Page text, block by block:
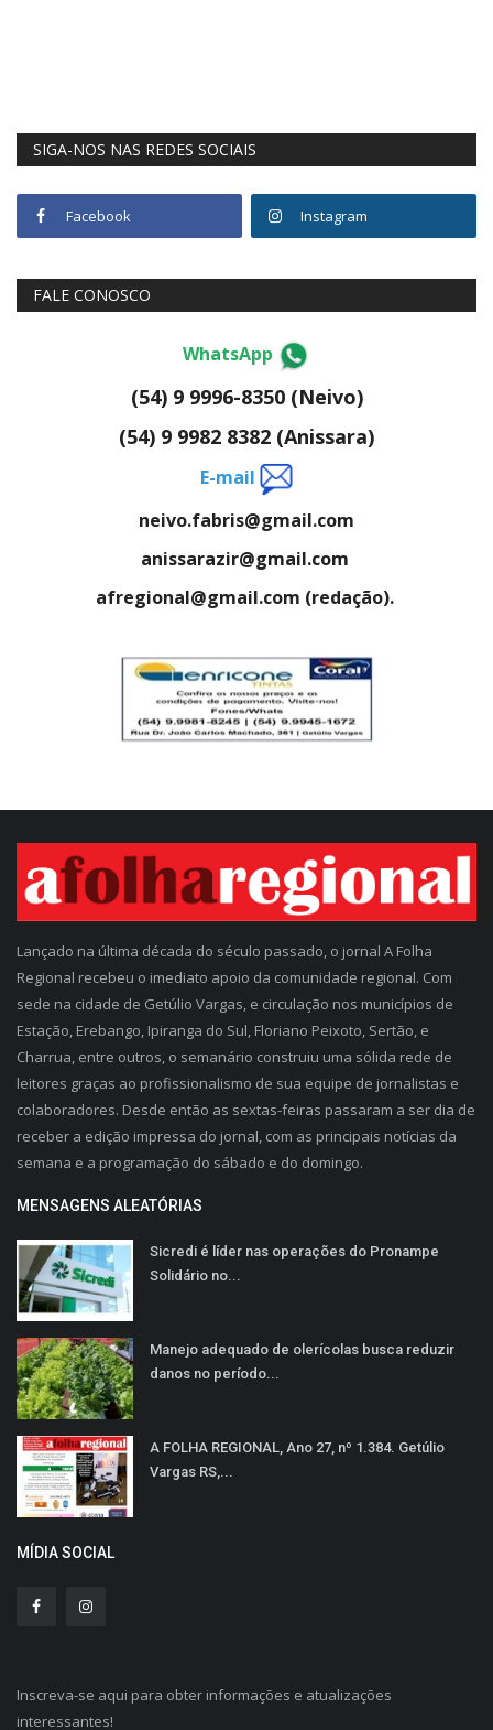
SIGA-NOS NAS REDES SOCIAIS
Facebook Instagram
FALE CONOSCO
WhatsApp
(54) 9 9996-8350 (Neivo)
(54) 9 9982 8382 (Anissara)
E-mail
neivo.fabris@gmail.com
anissarazir@gmail.com
afregional@gmail.com (redação).
Lançado na última década do século passado, o jornal A Folha
Regional recebeu o imediato apoio da comunidade regional. Com
sede na cidade de Getúlio Vargas, e circulação nos municípios de
Estação, Erebango, Ipiranga do Sul, Floriano Peixoto, Sertão, e
Charrua, entre outros, o semanário construiu uma sólida rede de
leitores graças ao profissionalismo de sua equipe de jornalistas e
colaboradores. Desde então as sextas-feiras passaram a ser dia de
receber a edição impressa do jornal, com as principais notícias da
semana e a programação do sábado e do domingo.
MENSAGENS ALEATÓRIAS
Sicredi é líder nas operações do Pronampe
Solidário no...
Manejo adequado de olerícolas busca reduzir
danos no período...
A FOLHA REGIONAL, Ano 27, nº 1.384. Getúlio
Vargas RS,...
MÍDIA SOCIAL
Inscreva-se aqui para obter informações e atualizações
interessantes!